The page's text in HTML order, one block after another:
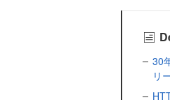
30
リ